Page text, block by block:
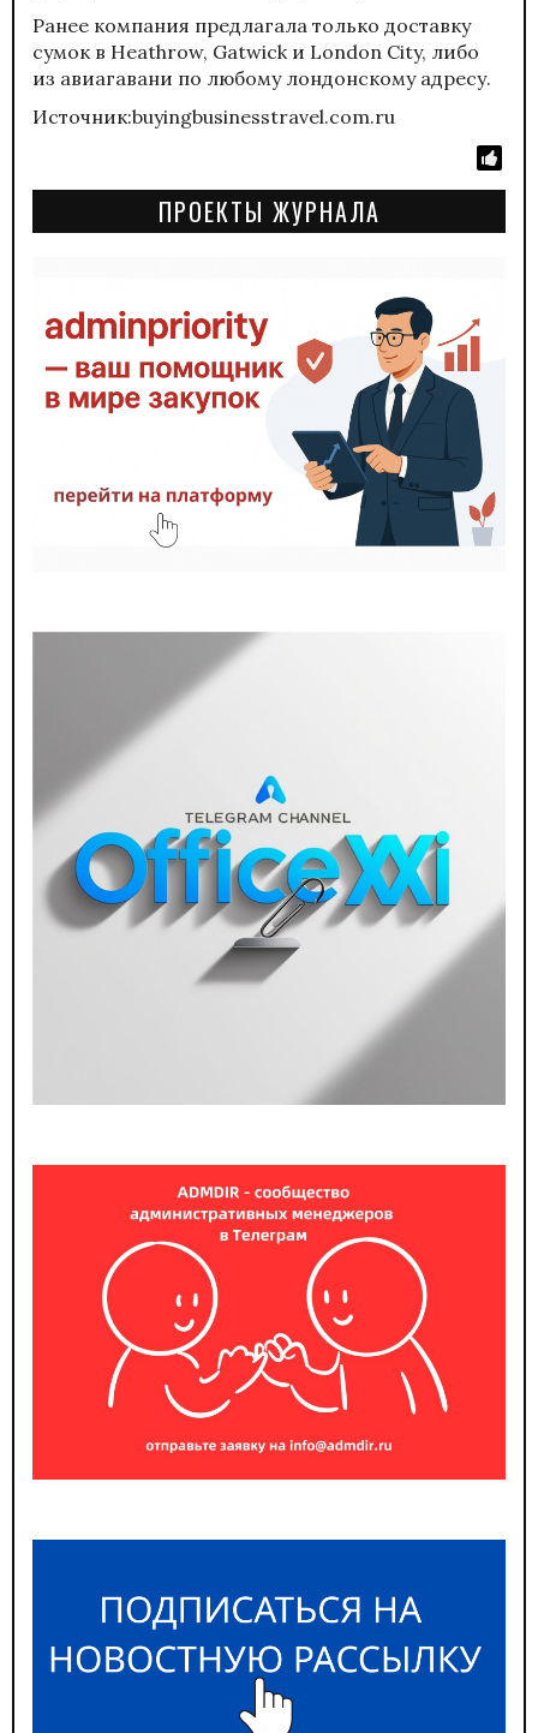
Ранее компания предлагала только доставку
сумок в Heathrow, Gatwick и London City, либо
из авиагавани по любому лондонскому адресу.
Источник:buyingbusinesstravel.com.ru
ПРОЕКТЫ ЖУРНАЛА